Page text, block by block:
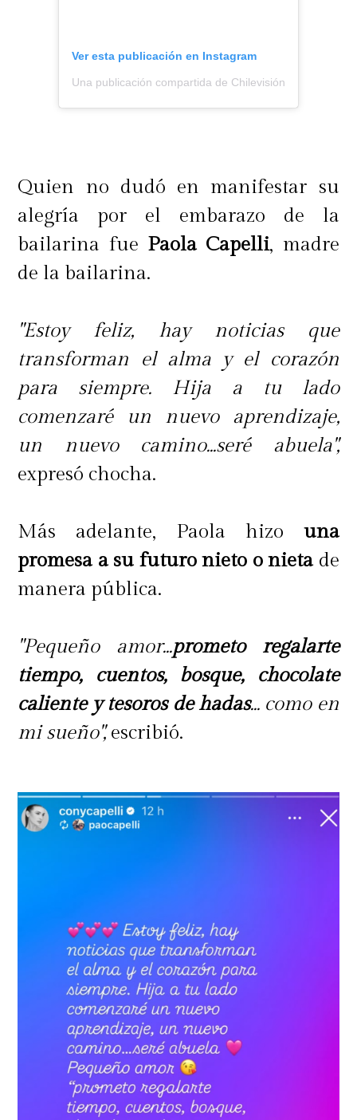
Ver esta publicación en Instagram
Una publicación compartida de Chilevisión
Quien no dudó en manifestar su
alegría por el embarazo de la
bailarina fue Paola Capelli, madre
de la bailarina.
"Estoy feliz, hay noticias que
transforman el alma y el corazón
para siempre. Hija a tu lado
comenzaré un nuevo aprendizaje,
un nuevo camino...seré abuela",
expresó chocha.
Más adelante, Paola hizo una
promesa a su futuro nieto o nietade
manera pública.
"Pequeño amor...prometo regalarte
tiempo, cuentos, bosque, chocolate
caliente y tesoros de hadas... como en
mi sueño",escribió.